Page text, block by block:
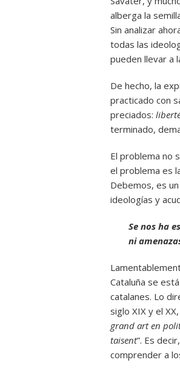
alberga la
Sin analizar
todas las
pueden llevar a
De hecho, la
practicado con
preciados:
terminado,
El problema no
el problema es
Debemos, es
ideologías y
Se nos ha
ni
Cataluña se
catalanes. Lo
siglo XIX y el
grand art en
taisent”. Es
comprender a